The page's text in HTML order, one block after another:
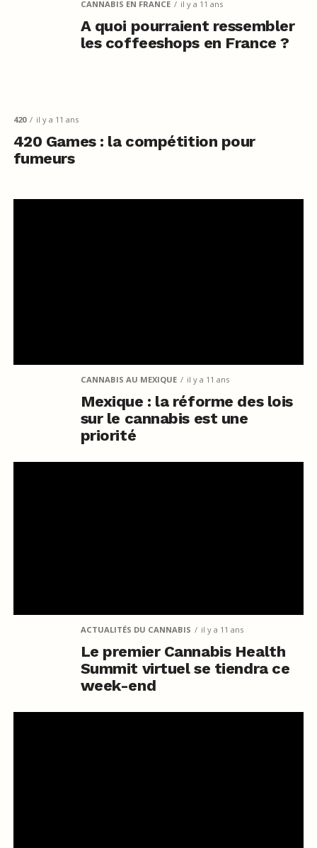
CANNABIS EN FRANCE il y a 11 ans
A quoi pourraient ressembler
les coffeeshops en France ?
420 il y a 11 ans
420 Games : la compétition pour
fumeurs
CANNABIS AU MEXIQUE il y a 11 ans
Mexique : la réforme des lois
sur le cannabis est une
priorité
ACTUALITÉS DU CANNABIS il y a 11 ans
Le premier Cannabis Health
Summit virtuel se tiendra ce
week-end